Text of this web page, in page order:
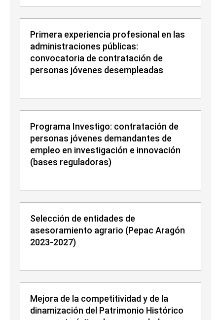
Primera experiencia profesional en las
administraciones públicas:
convocatoria de contratación de
personas jóvenes desempleadas
Programa Investigo: contratación de
personas jóvenes demandantes de
empleo en investigación e innovación
(bases reguladoras)
Selección de entidades de
asesoramiento agrario (Pepac Aragón
2023-2027)
Mejora de la competitividad y de la
dinamización del Patrimonio Histórico